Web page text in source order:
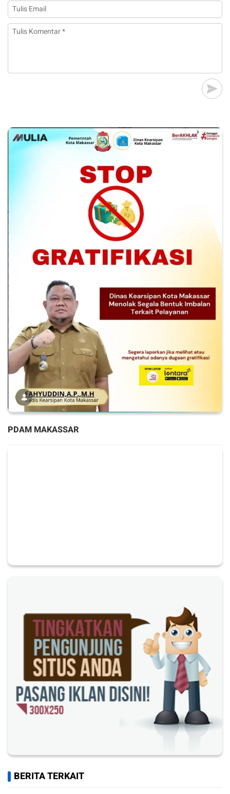
PDAM MAKASSAR
BERITA TERKAIT